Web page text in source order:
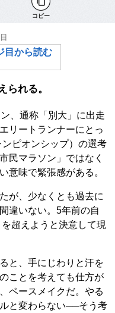
コピー
目から読む
られる。
、通称「別大」に出走
リートランナーにとっ
ピオンシップ）の選考
民マラソン」ではなく
意味で緊張感がある。
が、少なくとも過去に
違いない。5年前の自
超えようと決意して現
と、手にじわりと汗を
ことを考えても仕方が
ペースメイクだ。やる
と変わらない──そう考